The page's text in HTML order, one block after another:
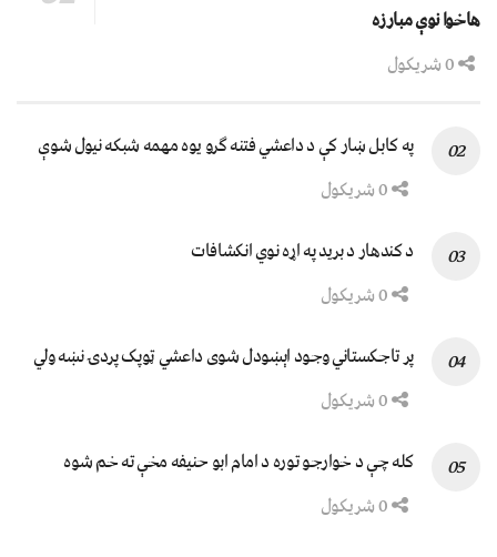
هاخوا نوې مبارزه
په کابل ښار کې د داعشي فتنه ګرو يوه مهمه شبکه نيول شوې
د کندهار د برید په اړه نوي انکشافات
پر تاجکستاني وجود اېښودل شوی داعشي ټوپک پردۍ نښه ولي
کله چې د خوارجو توره د امام ابو حنیفه مخې ته خم شوه